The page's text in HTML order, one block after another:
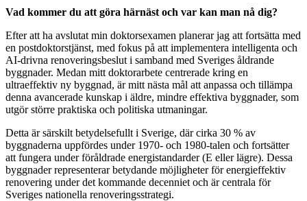
Vad kommer du att göra härnäst och var kan man nå dig?
Efter att ha avslutat min doktorsexamen planerar jag att fortsätta med
en postdoktorstjänst, med fokus på att implementera intelligenta och
AI-drivna renoveringsbeslut i samband med Sveriges åldrande
byggnader. Medan mitt doktorarbete centrerade kring en
ultraeffektiv ny byggnad, är mitt nästa mål att anpassa och tillämpa
denna avancerade kunskap i äldre, mindre effektiva byggnader, som
utgör större praktiska och politiska utmaningar.
Detta är särskilt betydelsefullt i Sverige, där cirka 30 % av
byggnaderna uppfördes under 1970- och 1980-talen och fortsätter
att fungera under föråldrade energistandarder (E eller lägre). Dessa
byggnader representerar betydande möjligheter för energieffektiv
renovering under det kommande decenniet och är centrala för
Sveriges nationella renoveringsstrategi.